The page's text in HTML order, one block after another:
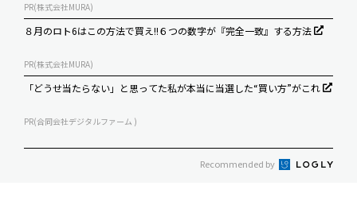
PR(株式会社MURA)
８月のロト6はこの方法で買え!!６つの数字が『完全一致』する方法
PR(株式会社MURA)
「どうせ当たらない」と思ってた私が本当に当選した“買い方”がこれ
PR(合同会社デジタルファーム )
Recommended by